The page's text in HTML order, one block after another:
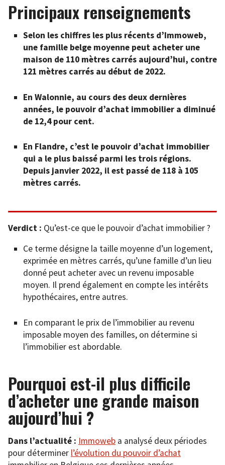
Principaux renseignements
Selon les chiffres les plus récents d’Immoweb,
une famille belge moyenne peut acheter une
maison de 110 mètres carrés aujourd’hui, contre
121 mètres carrés au début de 2022.
En Walonnie, au cours des deux dernières
années, le pouvoir d’achat immobilier a diminué
de 12,4 pour cent.
En Flandre, c’est le pouvoir d’achat immobilier
qui a le plus baissé parmi les trois régions.
Depuis janvier 2022, il est passé de 118 à 105
mètres carrés.
Verdict : Qu’est-ce que le pouvoir d’achat immobilier ?
Ce terme désigne la taille moyenne d’un logement,
exprimée en mètres carrés, qu’une famille d’un lieu
donné peut acheter avec un revenu imposable
moyen. Il prend également en compte les intérêts
hypothécaires, entre autres.
En comparant le prix de l’immobilier au revenu
imposable moyen des familles, on détermine si
l’immobilier est abordable.
Pourquoi est-il plus difficile
d’acheter une grande maison
aujourd’hui ?
Dans l’actualité : Immoweb a analysé deux périodes
pour déterminer l’évolution du pouvoir d’achat